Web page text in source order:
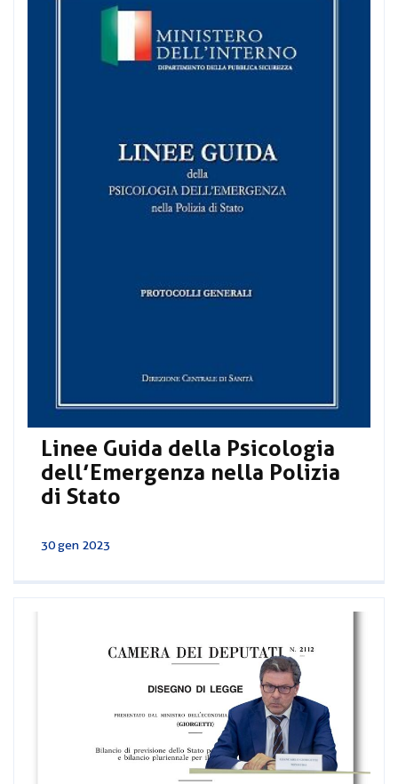
Linee Guida della Psicologia
dell’Emergenza nella Polizia
di Stato
30 gen 2023